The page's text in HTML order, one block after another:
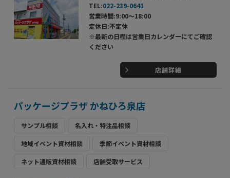
TEL:022-239-0641
営業時間:9:00～18:00
定休日:不定休
※最新の日程は営業日カレンダーにてご確認
ください
店舗詳細
パッケージプラザ かねひろ泉店
サンプル相談 名入れ・特注品相談
地域イベント資材相談 季節イベント資材相談
ネット通販資材相談 店舗受取サービス